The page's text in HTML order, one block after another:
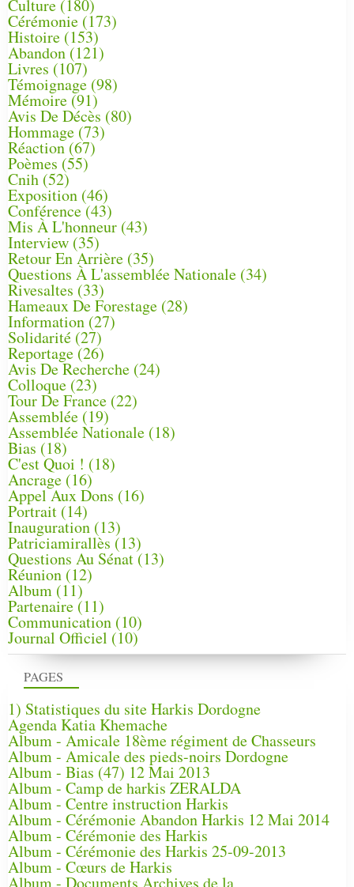
PAGES
1) Statistiques du site Harkis Dordogne
Agenda Katia Khemache
Album - Amicale 18ème régiment de Chasseurs
Album - Amicale des pieds-noirs Dordogne
Album - Bias (47) 12 Mai 2013
Album - Camp de harkis ZERALDA
Album - Centre instruction Harkis
Album - Cérémonie Abandon Harkis 12 Mai 2014
Album - Cérémonie des Harkis
Album - Cérémonie des Harkis 25-09-2013
Album - Cœurs de Harkis
Culture (180)
Cérémonie (173)
Histoire (153)
Abandon(121)
Livres (107)
Témoignage (98)
Mémoire (91)
Avis De Décès (80)
Hommage (73)
Réaction(67)
Poèmes (55)
Cnih (52)
Exposition (46)
Conférence(43)
Mis À L'honneur (43)
Interview (35)
Retour En Arrière (35)
Questions À L'assemblée Nationale (34)
Rivesaltes (33)
Hameaux De Forestage (28)
Information (27)
Solidarité (27)
Reportage(26)
Avis De Recherche (24)
Colloque (23)
Tour De France (22)
Assemblée (19)
Assemblée Nationale (18)
Bias (18)
C'est Quoi ! (18)
Ancrage (16)
Appel Aux Dons (16)
Portrait (14)
Inauguration (13)
Patriciamirallès (13)
Questions Au Sénat(13)
Réunion (12)
Album (11)
Partenaire(11)
Communication (10)
Journal Officiel (10)